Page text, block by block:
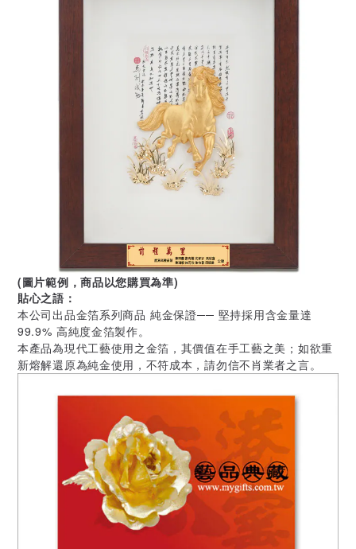
(圖片範例，商品以您購買為準)
貼心之語：
本公司出品金箔系列商品 純金保證── 堅持採用含金量達
99.9% 高純度金箔製作。
本產品為現代工藝使用之金箔，其價值在手工藝之美；如欲重
新熔解還原為純金使用，不符成本，請勿信不肖業者之言。